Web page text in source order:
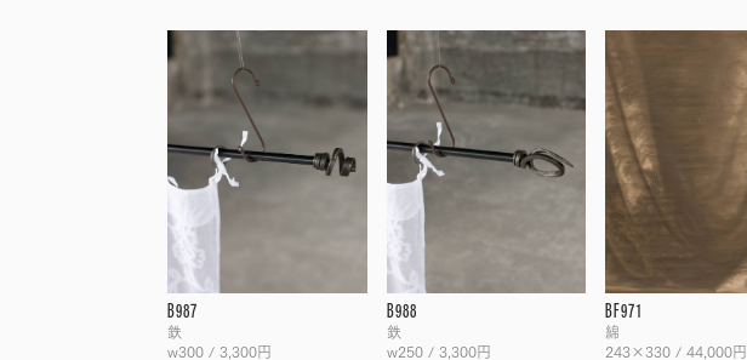
B987
鉄
w300 / 3,300円
B988
鉄
w250 / 3,300円
BF971
綿
243×330 / 44,000円